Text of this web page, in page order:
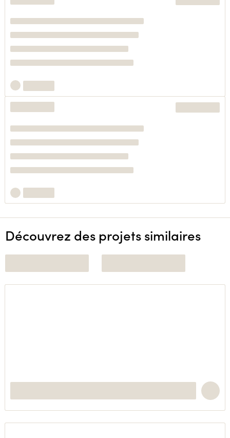
Découvrez des projets similaires